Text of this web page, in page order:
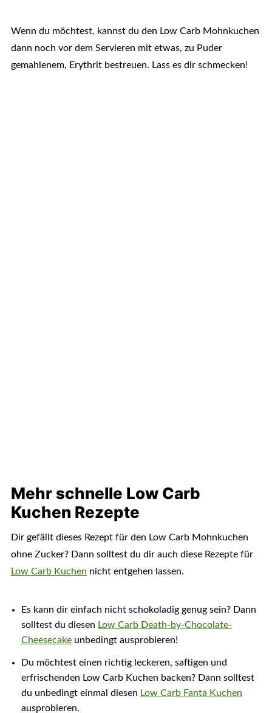
Wenn du möchtest, kannst du den Low Carb Mohnkuchen
dann noch vor dem Servieren mit etwas, zu Puder
gemahlenem, Erythrit bestreuen. Lass es dir schmecken!
Mehr schnelle Low Carb
Kuchen Rezepte
Dir gefällt dieses Rezept für den Low Carb Mohnkuchen
ohne Zucker? Dann solltest du dir auch diese Rezepte für
Low Carb Kuchen nicht entgehen lassen.
Es kann dir einfach nicht schokoladig genug sein? Dann
solltest du diesen Low Carb Death-by-Chocolate-
Cheesecakeunbedingt ausprobieren!
Du möchtest einen richtig leckeren, saftigen und
erfrischenden Low Carb Kuchen backen? Dann solltest
du unbedingt einmal diesen Low Carb Fanta Kuchen
ausprobieren.